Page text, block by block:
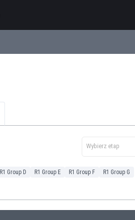
Wybierz etap
R1 Group D R1 Group E R1 Group F
R1 Group G